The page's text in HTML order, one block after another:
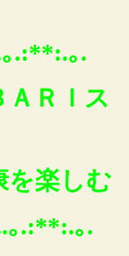
.:**:.｡.
ＲＩス
楽しむ
｡.:**:.｡.